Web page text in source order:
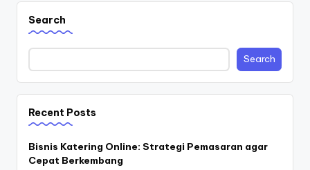
Search
Search
Recent Posts
Bisnis Katering Online: Strategi Pemasaran agar
Cepat Berkembang